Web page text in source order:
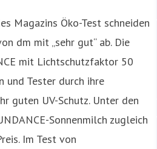
Magazins Öko-Test schneiden
dm mit „sehr gut“ ab. Die
mit Lichtschutzfaktor 50
und Tester durch ihre
guten UV-Schutz. Unter den
Sonnenmilch zugleich
Im Test von